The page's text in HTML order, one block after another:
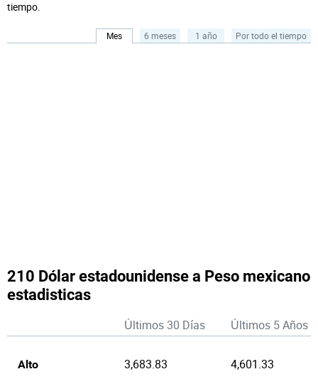
tiempo.
Mes 6 meses 1 año Por todo el tiempo
210 Dólar estadounidense a Peso mexicano
estadisticas
Últimos 30 Días Últimos 5 Años
Alto 3,683.83 4,601.33